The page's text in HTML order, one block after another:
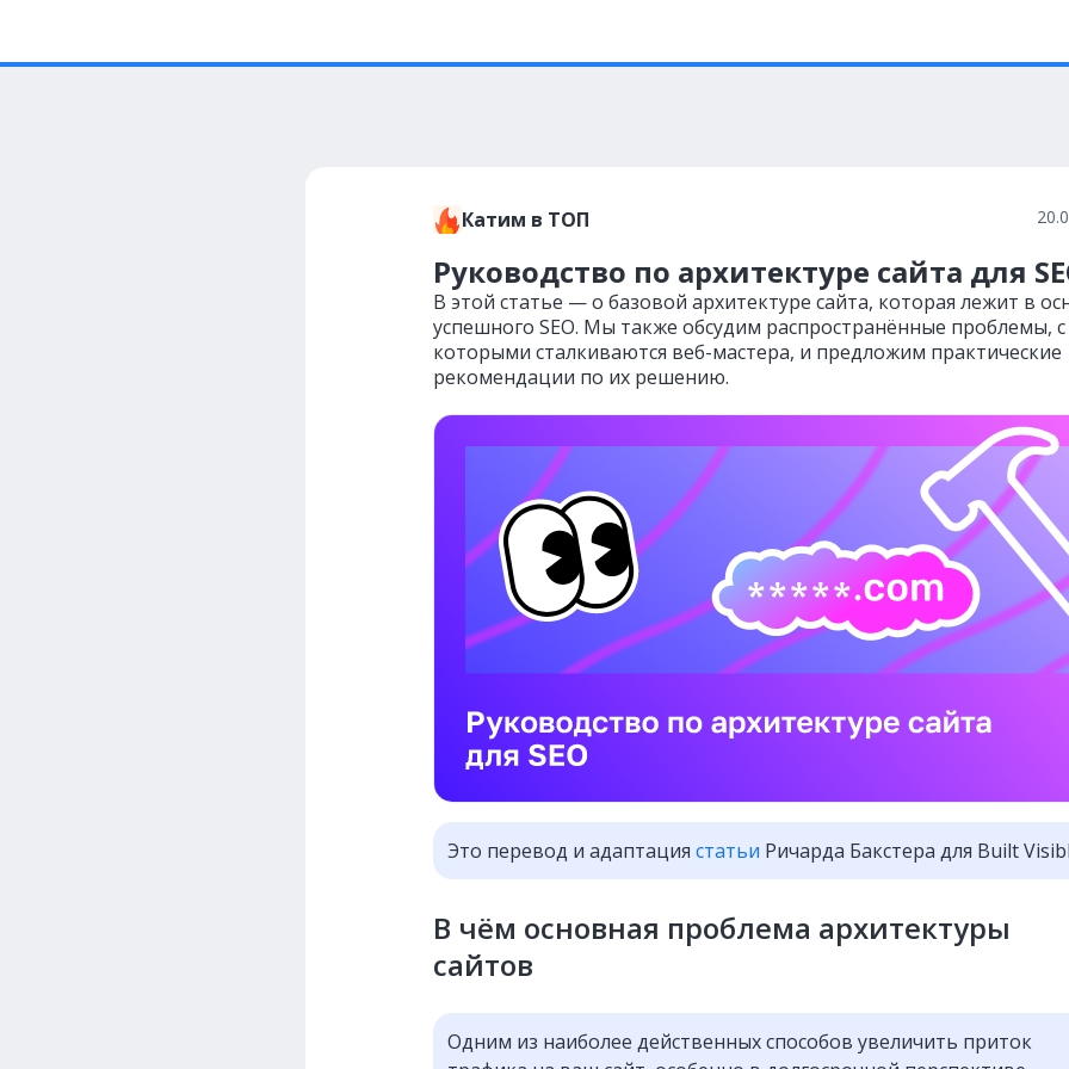
Катим в ТОП
Руководство по архитектуре сайта для
В этой статье — о базовой архитектуре сайта, которая лежит в
успешного SEO. Мы также обсудим распространённые проблемы, с
которыми сталкиваются веб-мастера, и предложим практические
рекомендации по их решению.
Это перевод и адаптация статьи Ричарда Бакстера для Built
В чём основная проблема архитектуры
сайтов
Одним из наиболее действенных способов увеличить приток